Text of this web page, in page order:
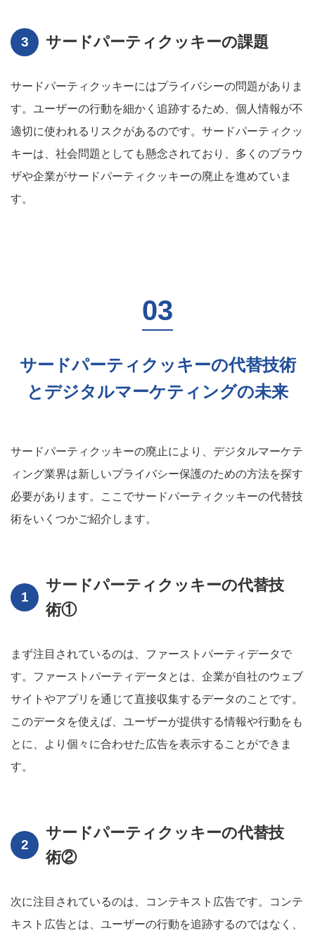
サードパーティクッキーの課題
サードパーティクッキーにはプライバシーの問題がありま
す。ユーザーの行動を細かく追跡するため、個人情報が不
適切に使われるリスクがあるのです。サードパーティクッ
キーは、社会問題としても懸念されており、多くのブラウ
ザや企業がサードパーティクッキーの廃止を進めていま
す。
サードパーティクッキーの代替技術
とデジタルマーケティングの未来
サードパーティクッキーの廃止により、デジタルマーケテ
ィング業界は新しいプライバシー保護のための方法を探す
必要があります。ここでサードパーティクッキーの代替技
術をいくつかご紹介します。
サードパーティクッキーの代替技
術①
まず注目されているのは、ファーストパーティデータで
す。ファーストパーティデータとは、企業が自社のウェブ
サイトやアプリを通じて直接収集するデータのことです。
このデータを使えば、ユーザーが提供する情報や行動をも
とに、より個々に合わせた広告を表示することができま
す。
サードパーティクッキーの代替技
術②
次に注目されているのは、コンテキスト広告です。コンテ
キスト広告とは、ユーザーの行動を追跡するのではなく、